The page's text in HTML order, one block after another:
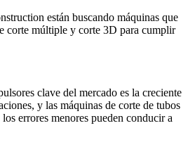
están buscando máquinas que
corte múltiple y corte 3D para cumplir
clave del mercado es la creciente
y las máquinas de corte de tubos
errores menores pueden conducir a